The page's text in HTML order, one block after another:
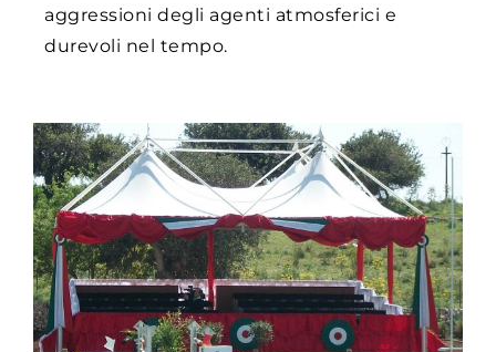
aggressioni degli agenti atmosferici e
durevoli nel tempo.